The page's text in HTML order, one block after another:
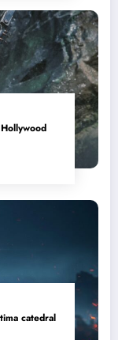
catedral